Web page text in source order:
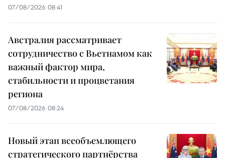
07/08/2026 08:41
Австралия рассматривает
сотрудничество с Вьетнамом как
важный фактор мира,
стабильности и процветания
региона
07/08/2026 08:24
Новый этап всеобъемлющего
стратегического партнёрства